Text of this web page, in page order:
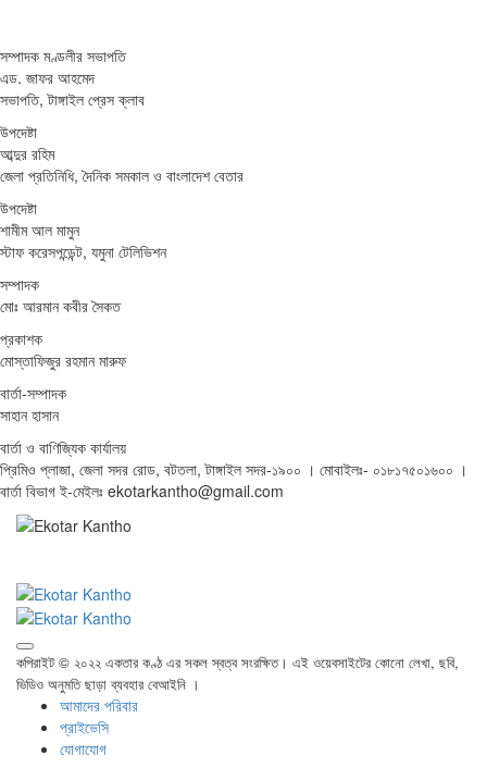
সম্পাদক মণ্ডলীর সভাপতি
এড. জাফর আহমেদ
সভাপতি, টাঙ্গাইল প্রেস ক্লাব
উপদেষ্টা
আব্দুর রহিম
জেলা প্রতিনিধি, দৈনিক সমকাল ও বাংলাদেশ বেতার
উপদেষ্টা
শামীম আল মামুন
স্টাফ করেসপন্ডেন্ট, যমুনা টেলিভিশন
সম্পাদক
মোঃ আরমান কবীর সৈকত
প্রকাশক
মোস্তাফিজুর রহমান মারুফ
বার্তা-সম্পাদক
সাহান হাসান
বার্তা ও বাণিজ্যিক কার্যালয়
প্রিমিও প্লাজা, জেলা সদর রোড, বটতলা, টাঙ্গাইল সদর-১৯০০ । মোবাইলঃ- ০১৮১৭৫০১৬০০ ।
বার্তা বিভাগ ই-মেইলঃ ekotarkantho@gmail.com
কপিরাইট © ২০২২ একতার কণ্ঠ এর সকল স্বত্ব সংরক্ষিত। এই ওয়েবসাইটের কোনো লেখা, ছবি,
ভিডিও অনুমতি ছাড়া ব্যবহার বেআইনি ।
আমাদের পরিবার
প্রাইভেসি
যোগাযোগ